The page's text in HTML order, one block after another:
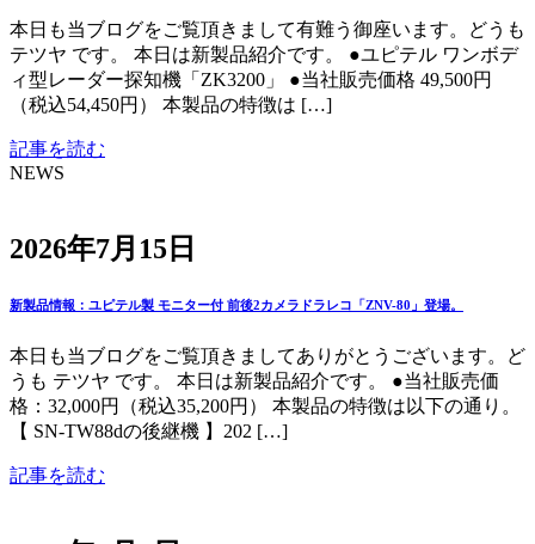
本日も当ブログをご覧頂きまして有難う御座います。どうも
テツヤ です。 本日は新製品紹介です。 ●ユピテル ワンボデ
ィ型レーダー探知機「ZK3200」 ●当社販売価格 49,500円
（税込54,450円） 本製品の特徴は […]
記事を読む
NEWS
2026年7月15日
新製品情報：ユピテル製 モニター付 前後2カメラドラレコ「ZNV-80」登場。
本日も当ブログをご覧頂きましてありがとうございます。ど
うも テツヤ です。 本日は新製品紹介です。 ●当社販売価
格：32,000円（税込35,200円） 本製品の特徴は以下の通り。
【 SN-TW88dの後継機 】202 […]
記事を読む